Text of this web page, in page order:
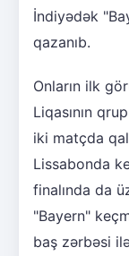
İndiyədək
qazanıb.
Onların ilk
Liqasının
iki matçda
Lissabonda
finalında da
"Bayern"
baş zərbəsi